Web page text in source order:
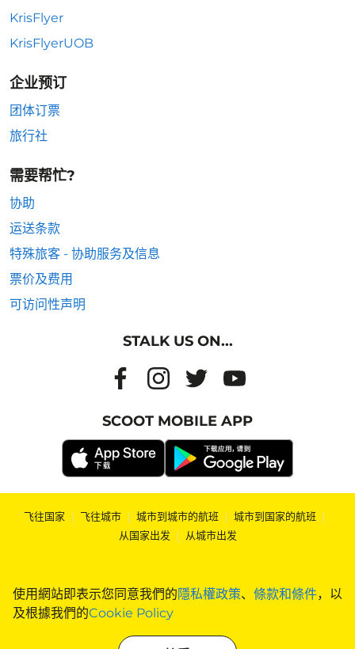
使用網站即表示您同意我們的隱私權政策、 條款和條件，以
及根據我們的Cookie Policy
KrisFlyer
KrisFlyerUOB
企业预订
团体订票
旅行社
需要帮忙?
协助
运送条款
特殊旅客 - 协助服务及信息
票价及费用
可访问性声明
STALK US ON...
SCOOT MOBILE APP
飞往国家 | 飞往城市 | 城市到城市的航班 | 城市到国家的航班 |
从国家出发 | 从城市出发